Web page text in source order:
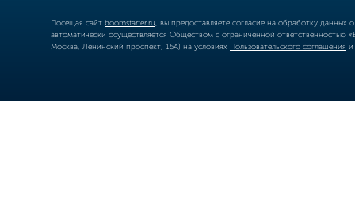
Посещая сайт boomstarter.ru , вы предоставляете согласие на обработку
автоматически осуществляется Обществом с ограниченной
Москва, Ленинский проспект, 15А) на условиях Пользовательского соглашения и